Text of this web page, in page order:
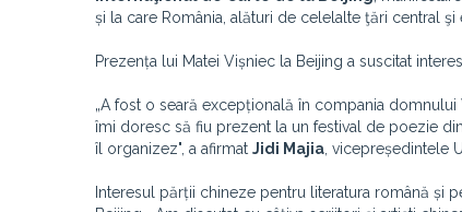
și la care România, alături de celelalte ţări central
Prezența lui Matei Vișniec la Beijing a suscitat
„A fost o seară excepțională în compania
îmi doresc să fiu prezent la un festival de poezie din
îl organizez", a afirmat Jidi Majia , vicepreședintele
Interesul părții chineze pentru literatura română și